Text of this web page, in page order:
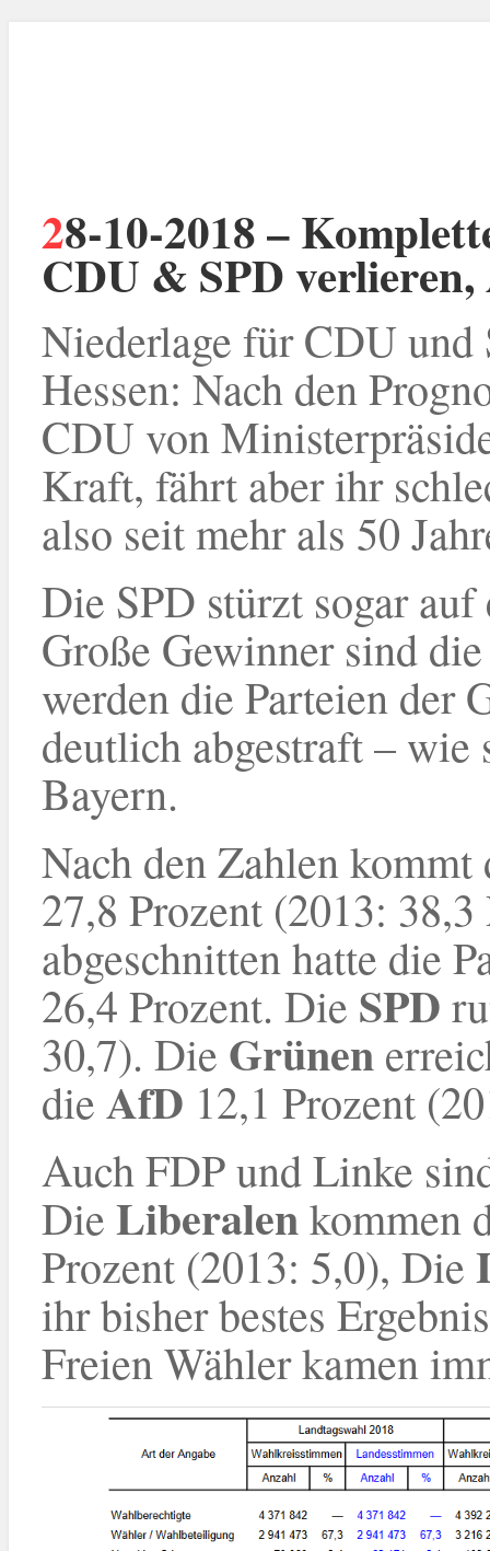
28-10-2018 – Komplettes Wahlergbnis Hessen 2018 –
CDU & SPD
Niederlage für CDU
Hessen: Nach den
CDU von
Kraft, fährt aber ihr
also seit mehr als 50
Die SPD stürzt sogar
Große Gewinner sind
werden die Parteien
deutlich abgestraft –
Bayern.
Nach den Zahlen
27,8 Prozent (2013:
abgeschnitten hatte die
26,4 Prozent. Die SPD
30,7). Die Grünen
die AfD 12,1 Prozent
Auch FDP und Linke
Die Liberalenkommen
Prozent (2013: 5,0), Die
ihr bisher bestes
Freien Wähler kamen